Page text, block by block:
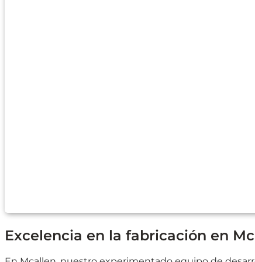
Excelencia en la fabricación en